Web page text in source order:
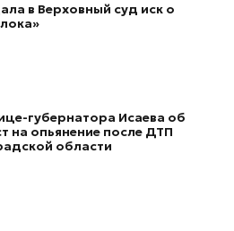
в Верховный суд иск о
губернатора Исаева об
на опьянение после ДТП
области